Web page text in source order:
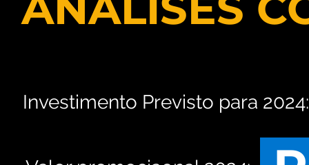
Investimento Previsto para